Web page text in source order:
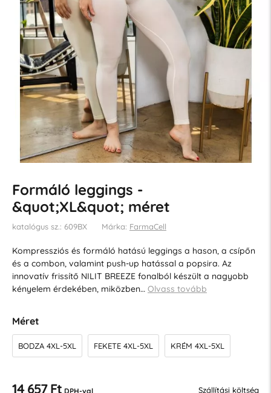
Formáló leggings -
&quot;XL&quot; méret
katalógus sz.: 609BX Márka: FarmaCell
Kompressziós és formáló hatású leggings a hason, a csípőn
és a combon, valamint push-up hatással a popsira. Az
innovatív frissítő NILIT BREEZE fonalból készült a nagyobb
kényelem érdekében, miközben… Olvass tovább
Méret
BODZA 4XL-5XL FEKETE 4XL-5XL KRÉM 4XL-5XL
14 657 Ft DPH-val Szállítási költség